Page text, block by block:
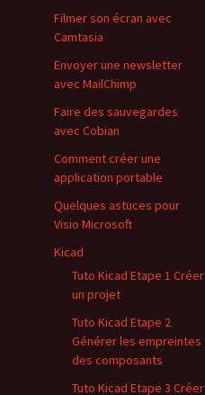
Filmer son écran avec
Camtasia
Envoyer une newsletter
avec MailChimp
Faire des sauvegardes
avec Cobian
Comment créer une
application portable
Quelques astuces pour
Visio Microsoft
Kicad
Tuto Kicad Etape 1 Créer
un projet
Tuto Kicad Etape 2
Générer les empreintes
des composants
Tuto Kicad Etape 3 Créer